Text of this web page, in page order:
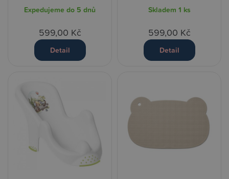
Expedujeme do 5 dnů
599,00 Kč
Detail
Skladem 1 ks
599,00 Kč
Detail